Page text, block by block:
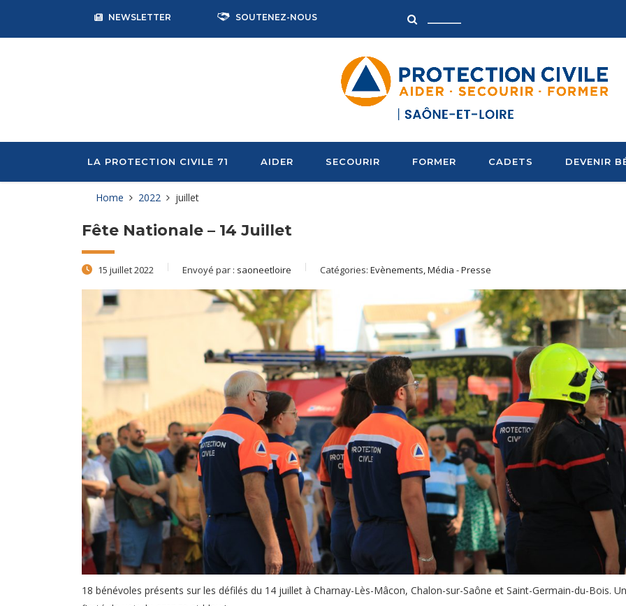
NEWSLETTER SOUTENEZ-NOUS
LA PROTECTION CIVILE 71 AIDER SECOURIR FORMER CADETS DEVENIR
Home 2022 juillet
Fête Nationale – 14 Juillet
15 juillet 2022 Envoyé par : saoneetloire Catégories: Evènements, Média - Presse
18 bénévoles présents sur les défilés du 14 juillet à Charnay-Lès-Mâcon, Chalon-sur-Saône et Saint-Germain-du-Bois.